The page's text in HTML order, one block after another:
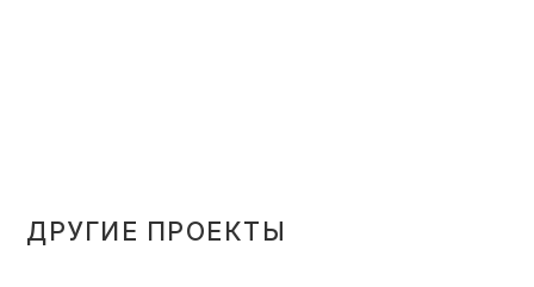
ДРУГИЕ ПРОЕКТЫ